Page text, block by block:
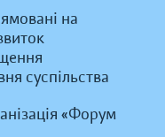
на
суспільства
«Форум